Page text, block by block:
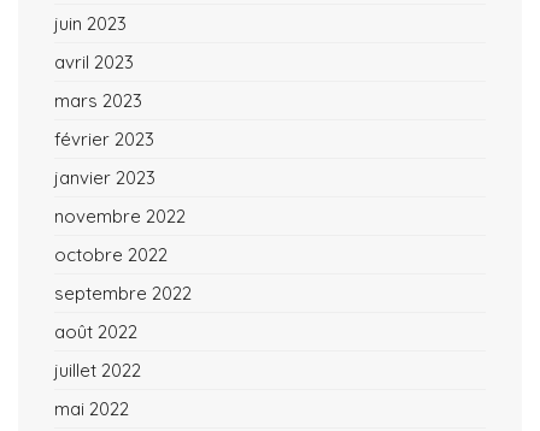
juin 2023
avril 2023
mars 2023
février 2023
janvier 2023
novembre 2022
octobre 2022
septembre 2022
août 2022
juillet 2022
mai 2022